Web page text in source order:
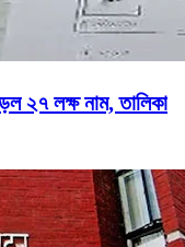
২৭ লক্ষ নাম, তালিকা